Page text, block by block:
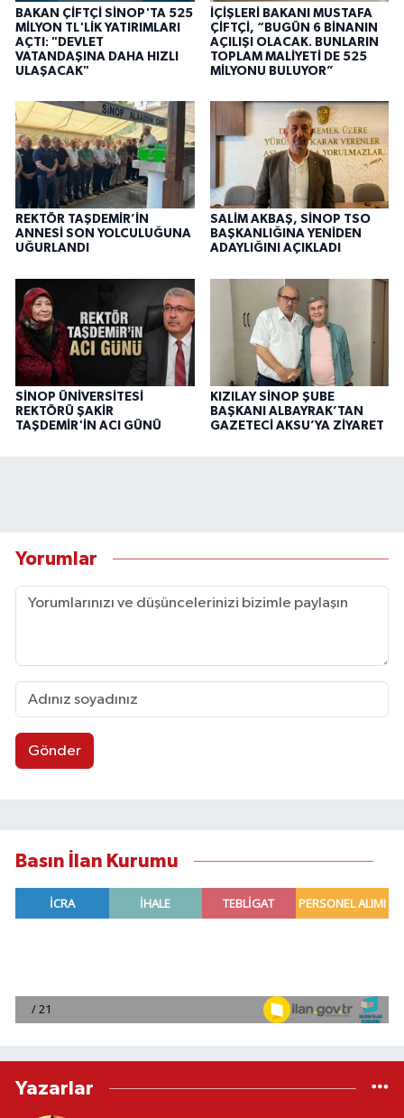
BAKAN ÇİFTÇİ SİNOP'TA 525
MİLYON TL'LİK YATIRIMLARI
AÇTI: "DEVLET
VATANDAŞINA DAHA HIZLI
ULAŞACAK"
İÇİŞLERİ BAKANI MUSTAFA
ÇİFTÇİ, “BUGÜN 6 BİNANIN
AÇILIŞI OLACAK. BUNLARIN
TOPLAM MALİYETİ DE 525
MİLYONU BULUYOR”
REKTÖR TAŞDEMİR’İN
ANNESİ SON YOLCULUĞUNA
UĞURLANDI
SALİM AKBAŞ, SİNOP TSO
BAŞKANLIĞINA YENİDEN
ADAYLIĞINI AÇIKLADI
SİNOP ÜNİVERSİTESİ
REKTÖRÜ ŞAKİR
TAŞDEMİR'İN ACI GÜNÜ
KIZILAY SİNOP ŞUBE
BAŞKANI ALBAYRAK’TAN
GAZETECİ AKSU’YA ZİYARET
Yorumlar
Gönder
Basın İlan Kurumu
Yazarlar